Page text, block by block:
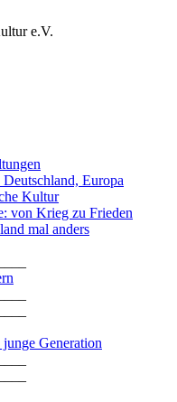
e.V.
Europa
Kultur
von Krieg zu Frieden
mal anders
Generation